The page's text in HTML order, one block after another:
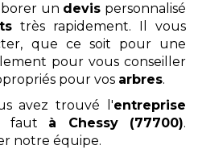
un devis personnalisé
très rapidement. Il vous
que ce soit pour une
pour vous conseiller
pour vos arbres.
avez trouvé l'entreprise
faut à Chessy (77700).
notre équipe.